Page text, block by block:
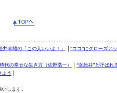
井幸雄の「この人いいよ！」
“ココ”にクローズアッ
代の幸せな生き方（佐野浩一）
“女舩井”と呼ばれ
よう
します。